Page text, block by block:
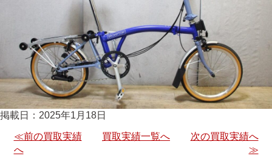
掲載日：2025年1月18日
≪前の買取実績
へ
買取実績一覧へ
次の買取実績へ
≫